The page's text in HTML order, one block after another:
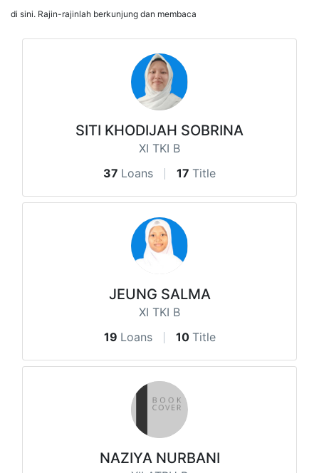
di sini. Rajin-rajinlah berkunjung dan membaca
SITI KHODIJAH SOBRINA
XI TKI B
37 Loans 17 Title
JEUNG SALMA
XI TKI B
19 Loans 10 Title
NAZIYA NURBANI